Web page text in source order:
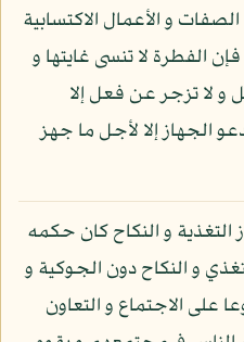
الصفات و الأعمال الاكتسابية
الفطرة لا تنسى غايتها و
و لا تزجر عن فعل إلا
الجهاز إلا لأجل ما جهز
التغذية و النكاح كان حكمه
و النكاح دون الجوكية و
على الاجتماع و التعاون